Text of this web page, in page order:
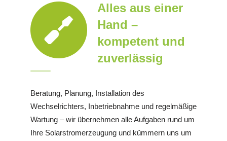
Alles aus einer
Hand –
kompetent und
zuverlässig
Beratung, Planung, Installation des
Wechselrichters, Inbetriebnahme und regelmäßige
Wartung – wir übernehmen alle Aufgaben rund um
Ihre Solarstromerzeugung und kümmern uns um